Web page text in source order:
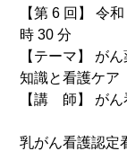
【第 6 回】 令
時 30 分
【テーマ】 が
知識と看護ケア
【講 師】
乳がん看護認定